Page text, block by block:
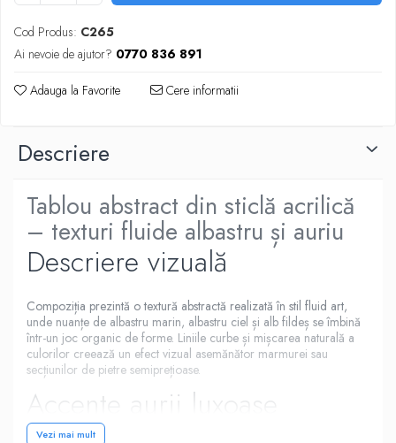
Cod Produs: C265
Ai nevoie de ajutor? 0770 836 891
Adauga la Favorite Cere informatii
Descriere
Tablou abstract din sticlă acrilică
– texturi fluide albastru și auriu
Descriere vizuală
Compoziția prezintă o textură abstractă realizată în stil fluid art,
unde nuanțe de albastru marin, albastru ciel și alb fildeș se îmbină
într-un joc organic de forme. Liniile curbe și mișcarea naturală a
culorilor creează un efect vizual asemănător marmurei sau
secțiunilor de pietre semiprețioase.
Accente aurii luxoase
Vezi mai mult